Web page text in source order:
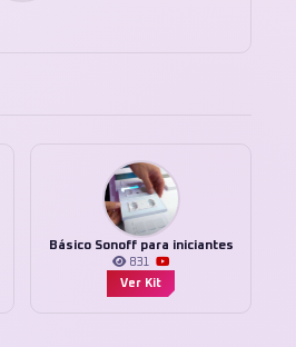
Básico Sonoff para iniciantes
831
Ver Kit